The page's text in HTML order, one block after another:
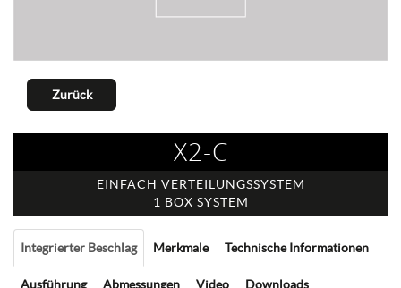
Zurück
X2-C
EINFACH VERTEILUNGSSYSTEM
1 BOX SYSTEM
Integrierter Beschlag Merkmale Technische Informationen
Ausführung Abmessungen Video Downloads